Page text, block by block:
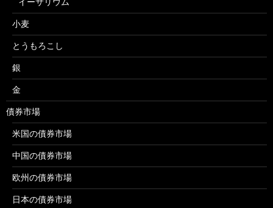
小麦
とうもろこし
銀
金
債券市場
米国の債券市場
中国の債券市場
欧州の債券市場
日本の債券市場